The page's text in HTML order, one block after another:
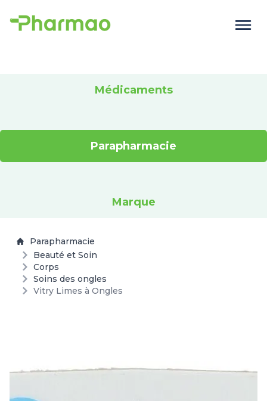
Médicaments
Parapharmacie
Marque
Parapharmacie
Beauté et Soin
Corps
Soins des ongles
Vitry Limes à Ongles